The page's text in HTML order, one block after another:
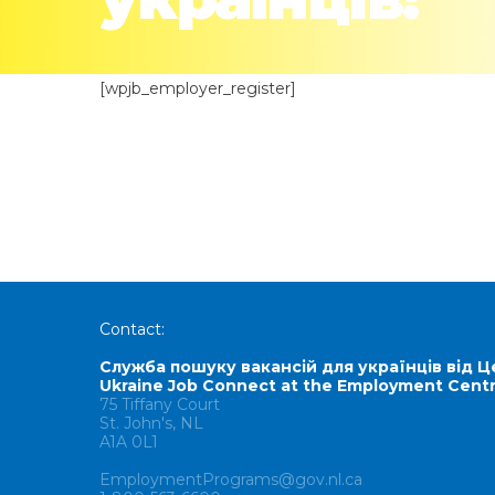
[wpjb_employer_register]
Contact:
Служба пошуку вакансій для українців від
Ukraine Job Connect at the Employment
75 Tiffany Court
St. John's, NL
A1A 0L1
EmploymentPrograms@gov.nl.ca